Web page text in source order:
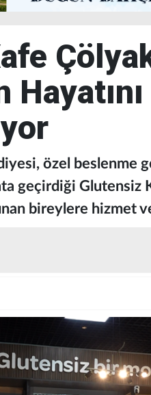
Hayatını
özel beslenme
geçirdiği Glutensiz
bireylere hizmet